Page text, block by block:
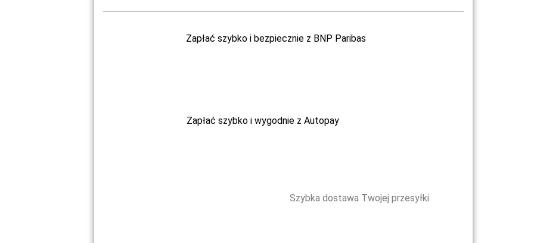
Zapłać szybko i bezpiecznie z BNP Paribas
Zapłać szybko i wygodnie z Autopay
Szybka dostawa Twojej przesyłki